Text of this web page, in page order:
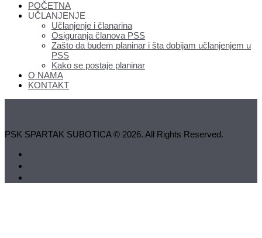
POČETNA
UČLANJENJE
Učlanjenje i članarina
Osiguranja članova PSS
Zašto da budem planinar i šta dobijam učlanjenjem u
PSS
Kako se postaje planinar
O NAMA
KONTAKT
PSK SPARTAK SUBOTICA © 2026. All Rights Reserved.